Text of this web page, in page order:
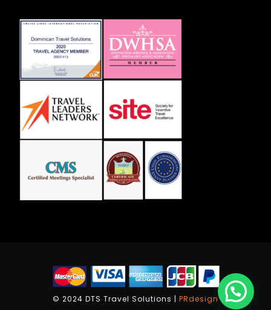
© 2024 DTS Travel Solutions | PRdesign